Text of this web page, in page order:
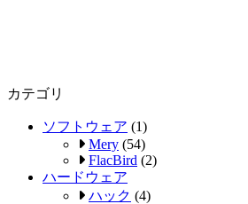
カテゴリ
ソフトウェア (1)
Mery (54)
FlacBird (2)
ハードウェア
ハック (4)